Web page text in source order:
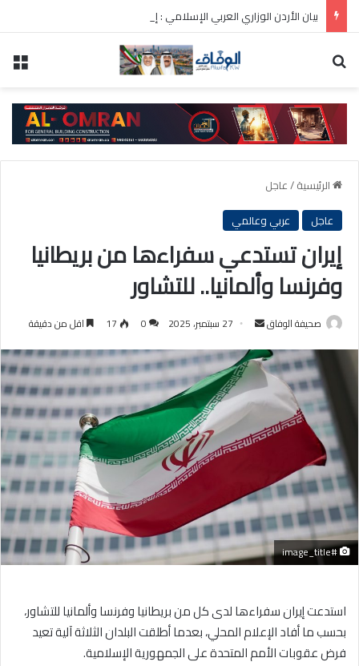
الرئيسية/عاجل
عاجل
عربي وعالمي
إيران تستدعي سفراءها من بريطانيا
وفرنسا وألمانيا.. للتشاور
صحيفة الوفاق
أرسل
إلكترونيا
27 سبتمبر، 2025 0
17 اقل من دقيقة
#image_title
استدعت إيران سفراءها لدى كل من بريطانيا وفرنسا وألمانيا للتشاور،
بحسب ما أفاد الإعلام المحلي، بعدما أطلقت البلدان الثلاثة آلية تعيد
فرض عقوبات الأمم المتحدة على الجمهورية الإسلامية.